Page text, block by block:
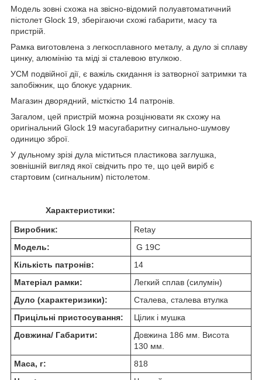
Модель зовні схожа на звісно-відомий полуавтоматичний
пістолет Glock 19, зберігаючи схожі габарити, масу та
пристрій.
Рамка виготовлена з легкосплавного металу, а дуло зі сплаву
цинку, алюмінію та міді зі сталевою втулкою.
УСМ подвійної дії, є важіль скидання із затворної затримки та
запобіжник, що блокує ударник.
Магазин дворядний, місткістю 14 патронів.
Загалом, цей пристрій можна розцінювати як схожу на
оригінальний Glock 19 масугабаритну сигнально-шумову
одиницю зброї.
У дульному зрізі дула міститься пластикова заглушка,
зовнішній вигляд якої свідчить про те, що цей виріб є
стартовим (сигнальним) пістолетом.
Характеристики:
Виробник:
Retay
Модель:
G 19С
Кількість патронів:
14
Матеріал рамки:
Легкий сплав (силумін)
Дуло (характеризики):
Сталева, сталева втулка
Прицільні пристосування:
Цілик і мушка
Довжина/ Габарити:
Довжина 186 мм. Висота
130 мм.
Маса, г:
818